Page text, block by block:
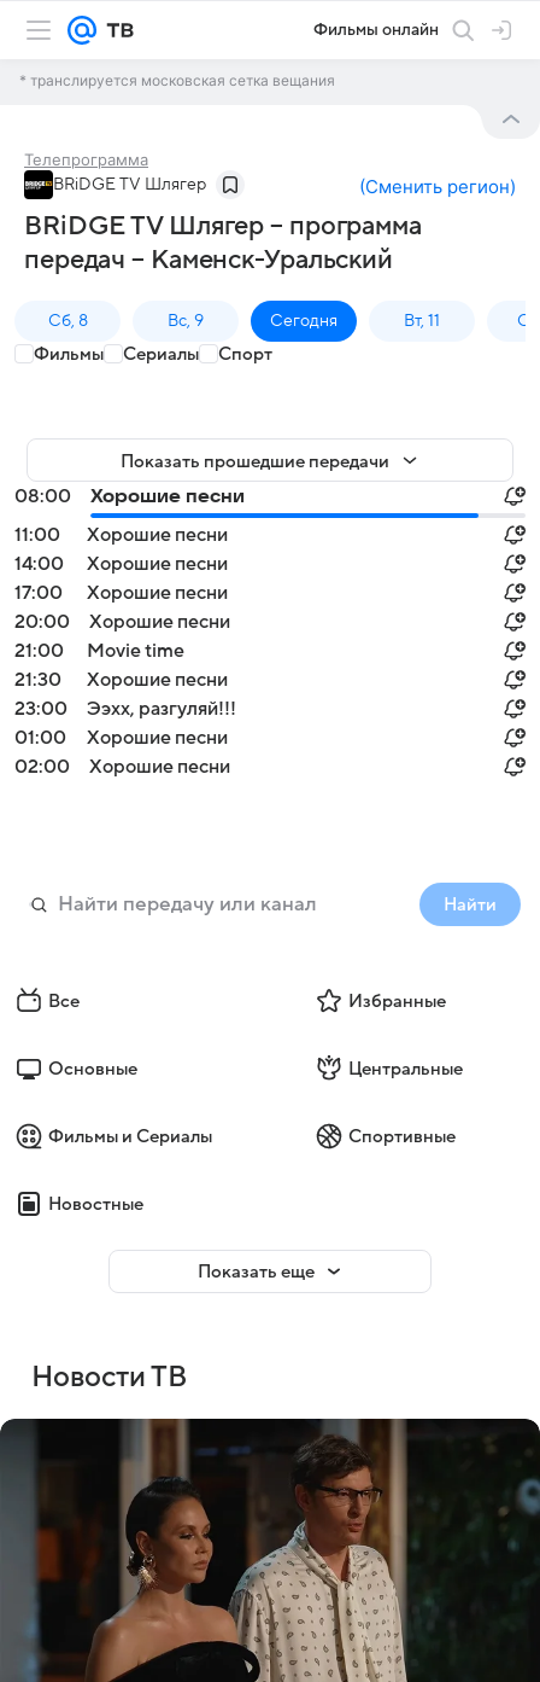
Фильмы онлайн
Регистрация Войти
* транслируется московская сетка вещания
Телепрограмма
BRiDGE TV Шлягер (Сменить регион)
BRiDGE TV Шлягер – программа
передач – Каменск-Уральский
Сб, 8 Вс, 9 Сегодня Вт, 11
Фильмы Сериалы Спорт
Показать прошедшие передачи
08:00
Хорошие песни
11:00
Хорошие песни
14:00
Хорошие песни
17:00
Хорошие песни
20:00
Хорошие песни
21:00
Movie time
21:30
Хорошие песни
23:00
Ээхх, разгуляй!!!
01:00
Хорошие песни
02:00
Хорошие песни
Найти
Все Избранные
Основные Центральные
Фильмы и Сериалы Спортивные
Новостные
Показать еще
Новости ТВ